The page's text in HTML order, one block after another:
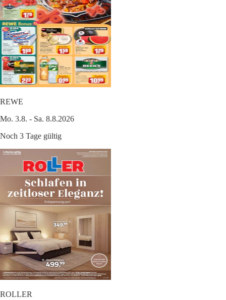
REWE
Mo. 3.8. - Sa. 8.8.2026
Noch 3 Tage gültig
ROLLER